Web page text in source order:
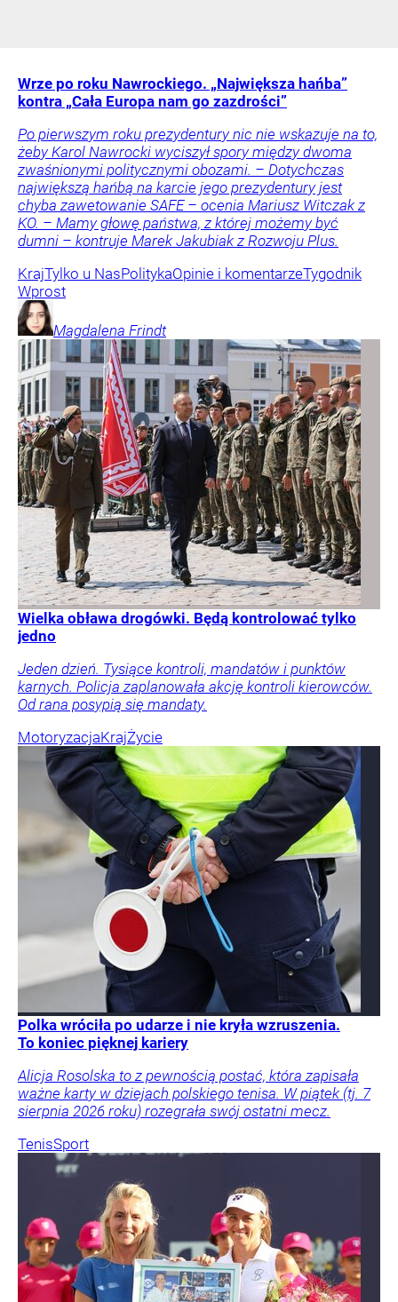
Wrze po roku Nawrockiego. „Największa hańba”
kontra „Cała Europa nam go zazdrości”
Po pierwszym roku prezydentury nic nie wskazuje na to,
żeby Karol Nawrocki wyciszył spory między dwoma
zwaśnionymi politycznymi obozami. – Dotychczas
największą hańbą na karcie jego prezydentury jest
chyba zawetowanie SAFE – ocenia Mariusz Witczak z
KO. – Mamy głowę państwa, z której możemy być
dumni – kontruje Marek Jakubiak z Rozwoju Plus.
KrajTylko u NasPolitykaOpinie i komentarzeTygodnik
Wprost
Magdalena Frindt
Wielka obława drogówki. Będą kontrolować tylko
jedno
Jeden dzień. Tysiące kontroli, mandatów i punktów
karnych. Policja zaplanowała akcję kontroli kierowców.
Od rana posypią się mandaty.
MotoryzacjaKrajŻycie
Polka wróciła po udarze i nie kryła wzruszenia.
To koniec pięknej kariery
Alicja Rosolska to z pewnością postać, która zapisała
ważne karty w dziejach polskiego tenisa. W piątek (tj. 7
sierpnia 2026 roku) rozegrała swój ostatni mecz.
TenisSport